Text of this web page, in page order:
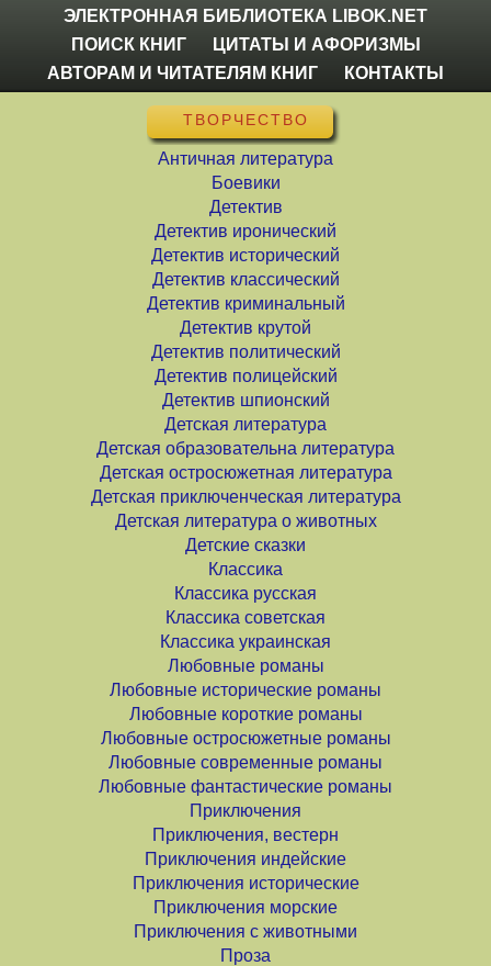
ЭЛЕКТРОННАЯ БИБЛИОТЕКА LIBOK.NET
ПОИСК КНИГ
ЦИТАТЫ И АФОРИЗМЫ
АВТОРАМ И ЧИТАТЕЛЯМ КНИГ
КОНТАКТЫ
ТВОРЧЕСТВО
Античная литература
Боевики
Детектив
Детектив иронический
Детектив исторический
Детектив классический
Детектив криминальный
Детектив крутой
Детектив политический
Детектив полицейский
Детектив шпионский
Детская литература
Детская образовательна литература
Детская остросюжетная литература
Детская приключенческая литература
Детская литература о животных
Детские сказки
Классика
Классика русская
Классика советская
Классика украинская
Любовные романы
Любовные исторические романы
Любовные короткие романы
Любовные остросюжетные романы
Любовные современные романы
Любовные фантастические романы
Приключения
Приключения, вестерн
Приключения индейские
Приключения исторические
Приключения морские
Приключения с животными
Проза